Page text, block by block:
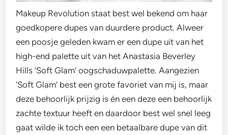
Makeup Revolution staat best wel bekend om haar
goedkopere dupes van duurdere product. Alweer
een poosje geleden kwam er een dupe uit van het
high-end palette uit van het Anastasia Beverley
Hills ‘Soft Glam’ oogschaduwpalette. Aangezien
‘Soft Glam’ best een grote favoriet van mij is, maar
deze behoorlijk prijzig is én een deze een behoorlijk
zachte textuur heeft en daardoor best wel snel leeg
gaat wilde ik toch een een betaalbare dupe van dit